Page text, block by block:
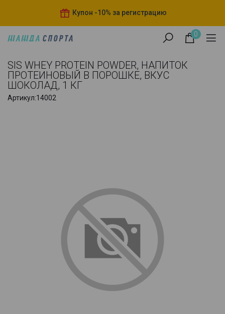
Купон -10% за регистрацию
0
SIS WHEY PROTEIN POWDER, НАПИТОК
ПРОТЕИНОВЫЙ В ПОРОШКЕ, ВКУС
ШОКОЛАД, 1 КГ
Артикул:14002